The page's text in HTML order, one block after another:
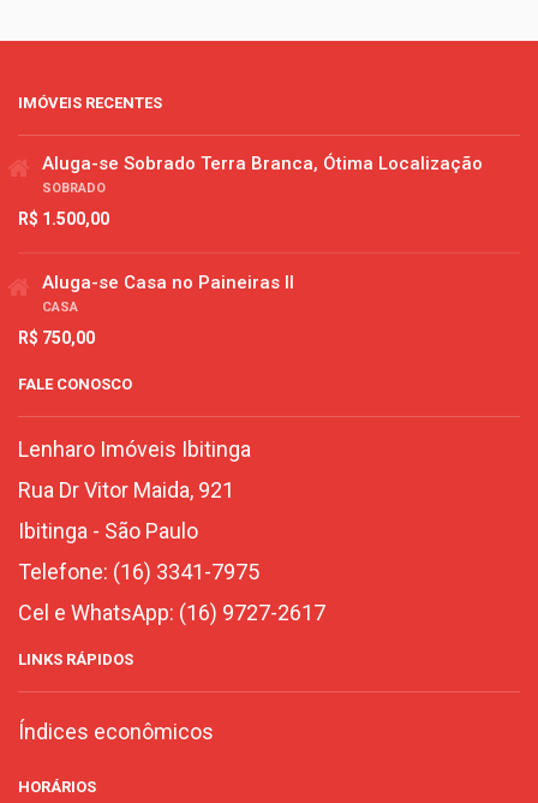
IMÓVEIS RECENTES
Aluga-se Sobrado Terra Branca, Ótima Localização
SOBRADO
R$ 1.500,00
Aluga-se Casa no Paineiras II
CASA
R$ 750,00
FALE CONOSCO
Lenharo Imóveis Ibitinga
Rua Dr Vitor Maida, 921
Ibitinga - São Paulo
Telefone: (16) 3341-7975
Cel e WhatsApp: (16) 9727-2617
LINKS RÁPIDOS
Índices econômicos
HORÁRIOS